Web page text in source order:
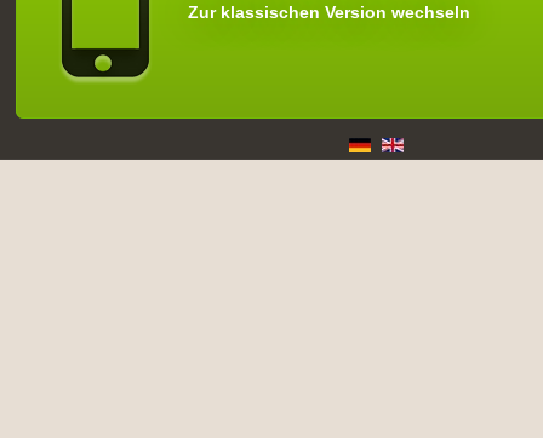
Zur klassischen Version wechseln